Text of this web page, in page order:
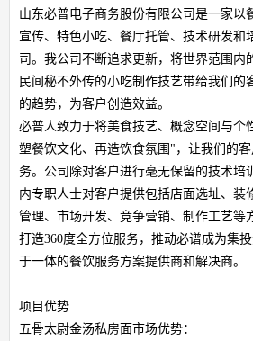
山东必普电子商务股份有限公司是一家以
宣传、特色小吃、餐厅托管、技术研发和
司。我公司不断追求更新，将世界范围内
民间秘不外传的小吃制作技艺带给我们的
的趋势，为客户创造效益。
必普人致力于将美食技艺、概念空间与个
塑餐饮文化、再造饮食氛围"，让我们的
务。公司除对客户进行毫无保留的技术培
内专职人士对客户提供包括店面选址、装
管理、市场开发、竞争营销、制作工艺等
打造360度全方位服务，推动必谱成为集
于一体的餐饮服务方案提供商和解决商。
项目优势
五骨太尉金汤私房面市场优势：